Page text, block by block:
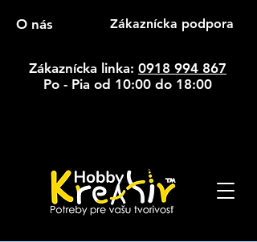
O nás Zákaznícka podpora
Zákaznícka linka: 0918 994 867
Po - Pia od 10:00 do 18:00